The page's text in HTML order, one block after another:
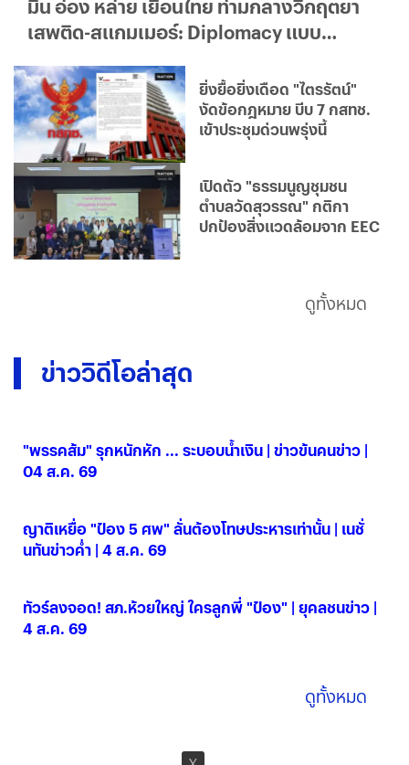
มิน อ่อง หล่าย เยือนไทย ท่ามกลางวิกฤตยา
ใด...ใครได้ประโยชน์จริง?
ยิ่งยื้อยิ่งเดือด "ไตรรัตน์"
งัดข้อกฎหมาย บีบ 7 กสทช.
เปิดตัว "ธรรมนูญชุมชน
ตำบลวัดสุวรรณ" กติกา
ข่าววิดีโอล่าสุด
"พรรคส้ม" รุกหนักหัก ... ระบอบน้ำเงิน | ข่าวข้นคนข่าว |
04 ส.ค. 2569
ญาติเหยื่อ "ป๋อง 5 ศพ" ลั่นต้องโทษประหารเท่านั้น | เนชั่
ทัวร์ลงจอด! สภ.ห้วยใหญ่ ใครลูกพี่ "ป๋อง" | ยุคลชนข่าว |